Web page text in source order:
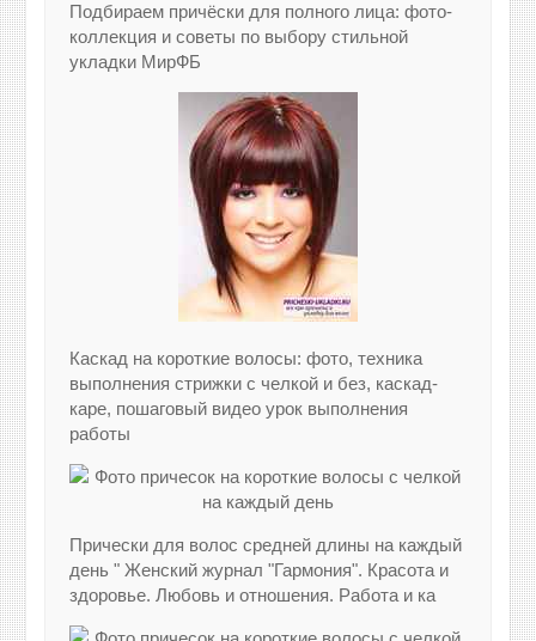
Подбираем причёски для полного лица: фото-
коллекция и советы по выбору стильной
укладки МирФБ
Каскад на короткие волосы: фото, техника
выполнения стрижки с челкой и без, каскад-
каре, пошаговый видео урок выполнения
работы
Прически для волос средней длины на каждый
день " Женский журнал "Гармония". Красота и
здоровье. Любовь и отношения. Работа и ка